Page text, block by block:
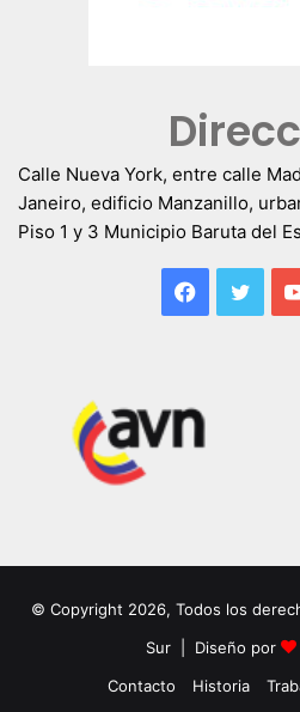
Calle Nueva York, entre calle
Janeiro, edificio Manzanillo,
Piso 1 y 3 Municipio Baruta del
Facebook
© Copyright 2026, Todos los
Sur | Diseño por
Contacto
Historia